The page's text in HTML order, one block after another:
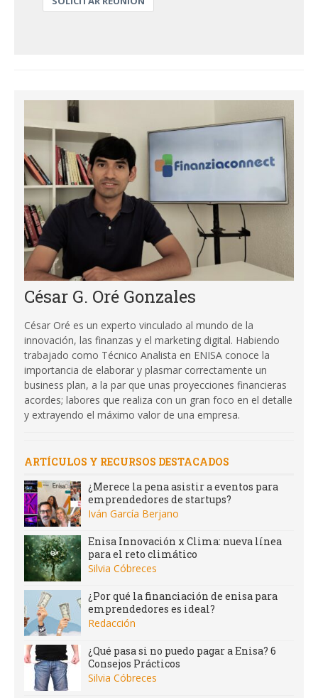
César G. Oré Gonzales
César Oré es un experto vinculado al mundo de la
innovación, las finanzas y el marketing digital. Habiendo
trabajado como Técnico Analista en ENISA conoce la
importancia de elaborar y plasmar correctamente un
business plan, a la par que unas proyecciones financieras
acordes; labores que realiza con un gran foco en el detalle
y extrayendo el máximo valor de una empresa.
ARTÍCULOS Y RECURSOS DESTACADOS
¿Merece la pena asistir a eventos para
emprendedores de startups?
Iván García Berjano
Enisa Innovación x Clima: nueva línea
para el reto climático
Silvia Cóbreces
¿Por qué la financiación de enisa para
emprendedores es ideal?
Redacción
¿Qué pasa si no puedo pagar a Enisa? 6
Consejos Prácticos
Silvia Cóbreces